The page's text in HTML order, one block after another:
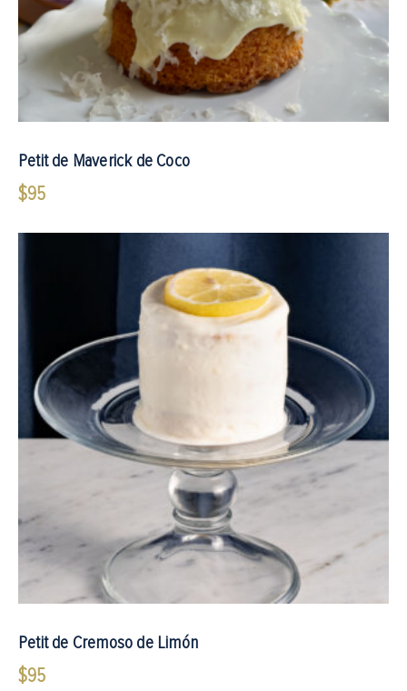
Petit de Maverick de Coco
$95
Petit de Cremoso de Limón
$95